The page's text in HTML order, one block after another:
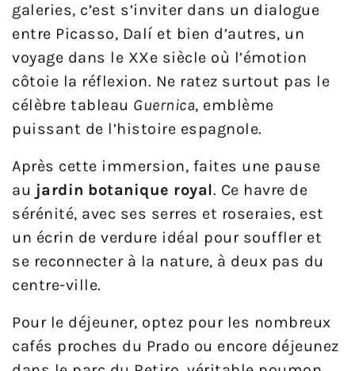
galeries, c’est s’inviter dans un dialogue
entre Picasso, Dalí et bien d’autres, un
voyage dans le XXe siècle où l’émotion
côtoie la réflexion. Ne ratez surtout pas le
célèbre tableau Guernica, emblème
puissant de l’histoire espagnole.
Après cette immersion, faites une pause
au jardin botanique royal. Ce havre de
sérénité, avec ses serres et roseraies, est
un écrin de verdure idéal pour souffler et
se reconnecter à la nature, à deux pas du
centre-ville.
Pour le déjeuner, optez pour les nombreux
cafés proches du Prado ou encore déjeunez